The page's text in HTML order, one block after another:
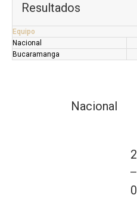
Resultados
Equipo
Nacional
Bucaramanga
Nacional
2
—
0